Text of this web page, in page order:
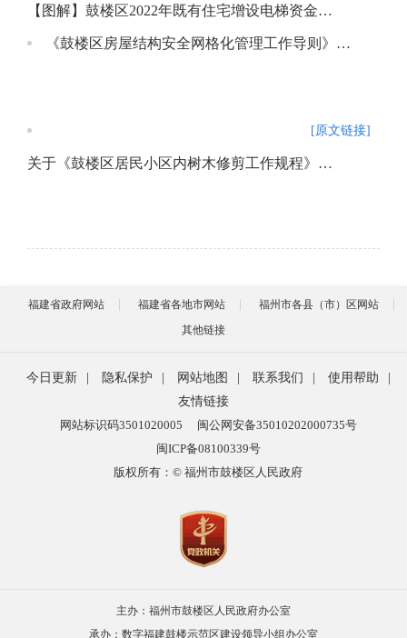
【图解】鼓楼区2022年既有住宅增设电梯资金补贴工作方案
《鼓楼区房屋结构安全网格化管理工作导则》政策解读
[原文链接]
关于《鼓楼区居民小区内树木修剪工作规程》的解读
福建省政府网站 福建省各地市网站
福州市各县（市）区网站
其他链接
今日更新 隐私保护 网站地图 联系我们 使用帮助
友情链接
网站标识码3501020005
闽公网安备35010202000735号
闽ICP备08100339号
版权所有：© 福州市鼓楼区人民政府
主办：福州市鼓楼区人民政府办公室
承办：数字福建鼓楼示范区建设领导小组办公室